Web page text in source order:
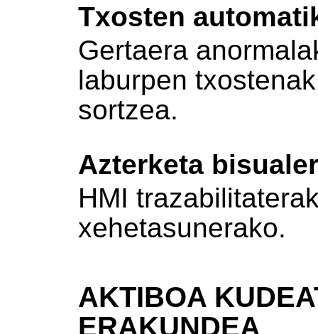
Txosten
Gertaera
laburpen
sortzea.
Azterketa
HMI
xehetasunerako.
AKTIBOA
ERAKUNDEA